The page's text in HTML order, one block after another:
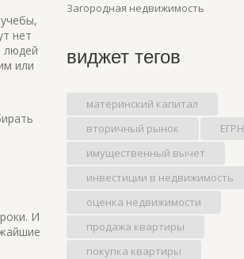
нет
или
И
Загородная недвижимость
виджет тегов
материнский капитал
вторичный рынок
ЕГРН
имущественный вычет
инвестиции в недвижимость
оценка недвижимости
продажа квартиры
покупка квартиры